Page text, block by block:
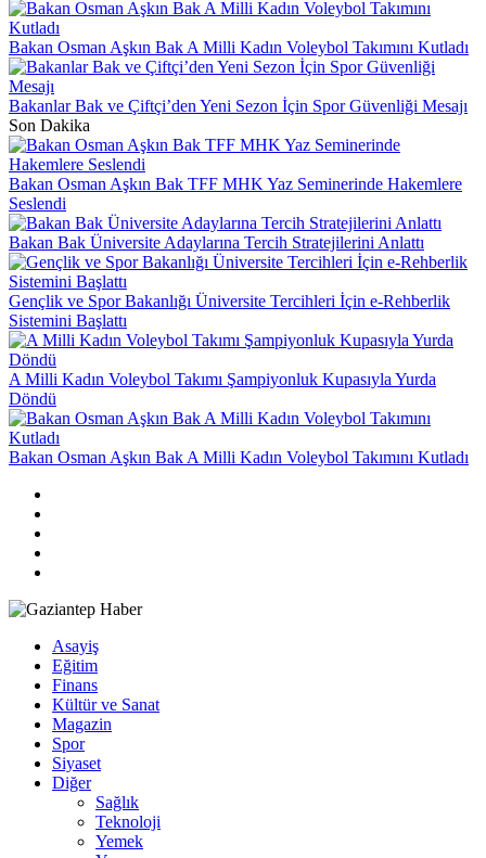
Bakan Osman Aşkın Bak A Milli Kadın Voleybol Takımını Kutladı
Bakanlar Bak ve Çiftçi’den Yeni Sezon İçin Spor Güvenliği Mesajı
Son Dakika
Bakan Osman Aşkın Bak TFF MHK Yaz Seminerinde Hakemlere
Seslendi
Bakan Bak Üniversite Adaylarına Tercih Stratejilerini Anlattı
Gençlik ve Spor Bakanlığı Üniversite Tercihleri İçin e-Rehberlik
Sistemini Başlattı
A Milli Kadın Voleybol Takımı Şampiyonluk Kupasıyla Yurda
Döndü
Bakan Osman Aşkın Bak A Milli Kadın Voleybol Takımını Kutladı
Asayiş
Eğitim
Finans
Kültür ve Sanat
Magazin
Spor
Siyaset
Diğer
Sağlık
Teknoloji
Yemek